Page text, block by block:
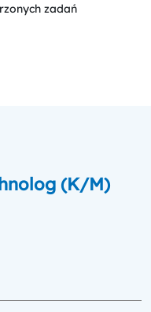
zadań
(K/M)